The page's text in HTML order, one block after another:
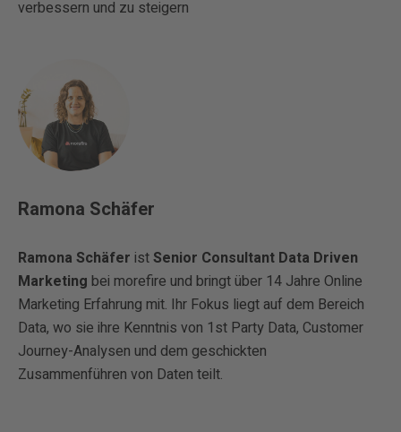
verbessern und zu steigern
Ramona Schäfer
Ramona Schäfer istSenior Consultant Data Driven
Marketing bei morefire und bringt über 14 Jahre Online
Marketing Erfahrung mit. Ihr Fokus liegt auf dem Bereich
Data, wo sie ihre Kenntnis von 1st Party Data, Customer
Journey-Analysen und dem geschickten
Zusammenführen von Daten teilt.